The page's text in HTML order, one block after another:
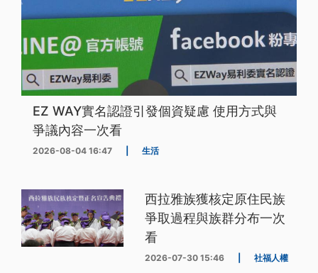
EZ WAY實名認證引發個資疑慮 使用方式與
爭議內容一次看
2026-08-04 16:47 生活
西拉雅族獲核定原住民族
爭取過程與族群分布一次
看
2026-07-30 15:46 社福人權